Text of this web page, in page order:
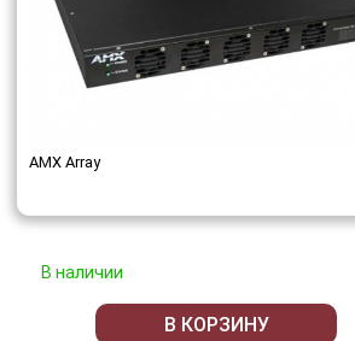
AMX Array
В наличии
В КОРЗИНУ